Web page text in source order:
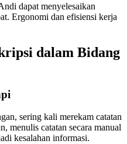
dapat menyelesaikan
Ergonomi dan efisiensi kerja
dalam Bidang
sering kali merekam catatan
menulis catatan secara manual
kesalahan informasi.